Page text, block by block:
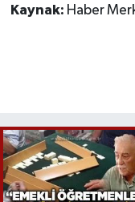
Kaynak: Haber